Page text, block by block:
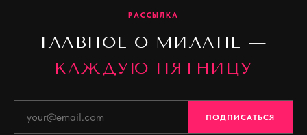
РАССЫЛКА
ГЛАВНОЕ О МИЛАНЕ —
КАЖДУЮ ПЯТНИЦУ
ПОДПИСАТЬСЯ